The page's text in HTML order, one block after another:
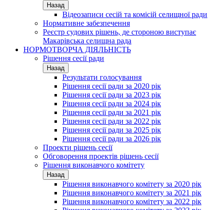
Назад
Відеозаписи сесій та комісій селищної ради
Нормативне забезпечення
Реєстр судових рішень, де стороною виступає
Макарівська селищна рада
НОРМОТВОРЧА ДІЯЛЬНІСТЬ
Рішення сесії ради
Назад
Результати голосування
Рішення сесії ради за 2020 рік
Рішення сесії ради за 2023 рік
Рішення сесії ради за 2024 рік
Рішення сесії ради за 2021 рік
Рішення сесії ради за 2022 рік
Рішення сесії ради за 2025 рік
Рішення сесії ради за 2026 рік
Проекти рішень сесії
Обговорення проектів рішень сесії
Рішення виконавчого комітету
Назад
Рішення виконавчого комітету за 2020 рік
Рішення виконавчого комітету за 2021 рік
Рішення виконавчого комітету за 2022 рік